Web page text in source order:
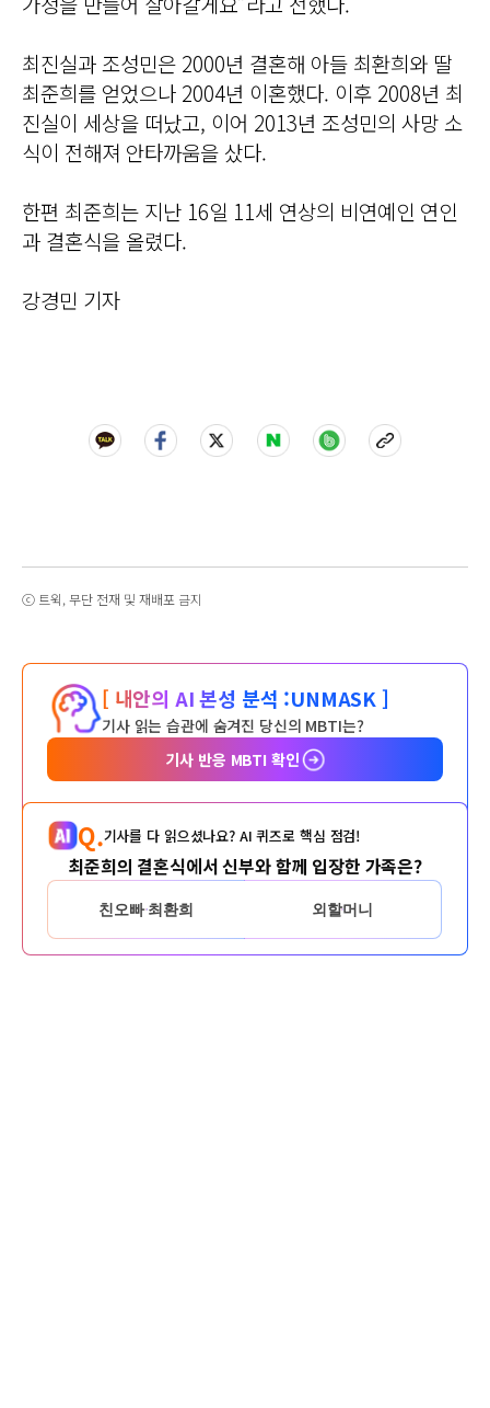
최진실과 조성민은 2000년 결혼해 아들 최환희와 딸
최준희를 얻었으나 2004년 이혼했다. 이후 2008년 최
진실이 세상을 떠났고, 이어 2013년 조성민의 사망 소
식이 전해져 안타까움을 샀다.
한편 최준희는 지난 16일 11세 연상의 비연예인 연인
과 결혼식을 올렸다.
강경민 기자
ⓒ 트윅, 무단 전재 및 재배포 금지
[ 내안의 AI 본성 분석 :UNMASK ]
기사 읽는 습관에 숨겨진 당신의 MBTI는?
기사 반응 MBTI 확인
Q.기사를 다 읽으셨나요? AI 퀴즈로 핵심 점검!
최준희의 결혼식에서 신부와 함께 입장한 가족은?
친오빠 최환희 외할머니